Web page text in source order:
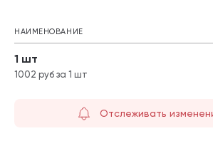
НАИМЕНОВАНИЕ
1 шт
1002 руб за 1 шт
Отслеживать